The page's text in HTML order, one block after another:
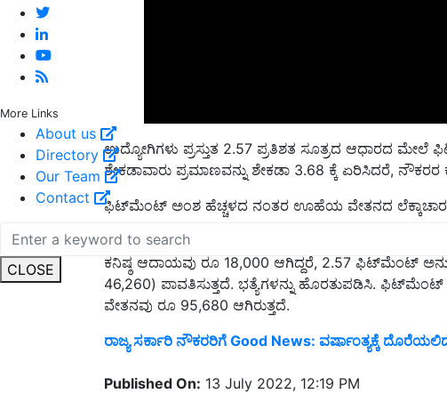
More Links
About us
Directory
Our Team
Contact
CLOSE
ಉದ್ಯೋಗಿಗಳು ಪ್ರಸ್ತುತ 2.57 ಪ್ರತಿಶತ ಸೂತ್ರದ ಆಧಾರದ ಮೇಲೆ
ಶೇಕಡಾವಾರು ಪ್ರಮಾಣವನ್ನು ಶೇಕಡಾ 3.68 ಕ್ಕೆ ಏರಿಸಿದರೆ, ನೌಕರರ
ಫಿಟ್‌ಮೆಂಟ್ ಅಂಶ ಹೆಚ್ಚಳದ ನಂತರ ಊಹೆಯ ವೇತನದ ಲೆಕ್ಕಾಚಾರ
ಅಂಶವನ್ನು 3.68 ಕ್ಕೆ ಹೆಚ್ಚಿಸಿದರೆ, ಉದ್ಯೋಗಿಗಳ ಮೂಲ
ಕನಿಷ್ಠ ಆದಾಯವು ರೂ 18,000 ಆಗಿದ್ದರೆ, 2.57 ಫಿಟ್‌ಮೆಂಟ್
46,260) ಪಾವತಿಸುತ್ತದೆ. ಭತ್ಯೆಗಳನ್ನು ಹೊರತುಪಡಿಸಿ.
ವೇತನವು ರೂ 95,680 ಆಗಿರುತ್ತದೆ.
ರಾಜ್ಯ ಸರ್ಕಾರಿ ನೌಕರರಿಗೆ Good News: ವರ್ಷಾಂತ್ಯಕ್ಕೆ
English Summary:7th Pay Commision Minimum